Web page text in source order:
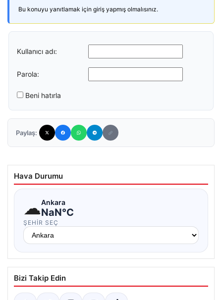
Bu konuyu yanıtlamak için giriş yapmış olmalısınız.
Kullanıcı adı:
Parola:
Beni hatırla
Paylaş:
Hava Durumu
☁Ankara
NaN°C
ŞEHIR SEÇ
Bizi Takip Edin